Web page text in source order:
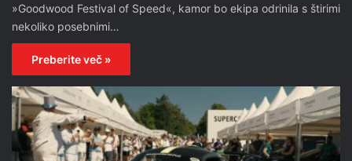
»Goodwood Festival of Speed«, kamor bo ekipa odrinila s štirimi
nekoliko posebnimi…
Preberite več »